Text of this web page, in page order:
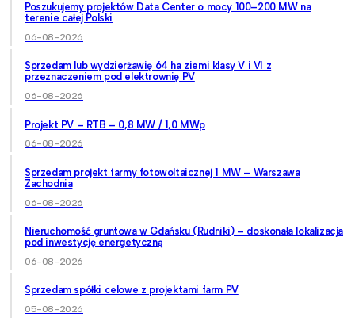
Poszukujemy projektów Data Center o mocy 100–200 MW na
terenie całej Polski
06-08-2026
Sprzedam lub wydzierżawię 64 ha ziemi klasy V i VI z
przeznaczeniem pod elektrownię PV
06-08-2026
Projekt PV – RTB – 0,8 MW / 1,0 MWp
06-08-2026
Sprzedam projekt farmy fotowoltaicznej 1 MW – Warszawa
Zachodnia
06-08-2026
Nieruchomość gruntowa w Gdańsku (Rudniki) – doskonała lokalizacja
pod inwestycję energetyczną
06-08-2026
Sprzedam spółki celowe z projektami farm PV
05-08-2026